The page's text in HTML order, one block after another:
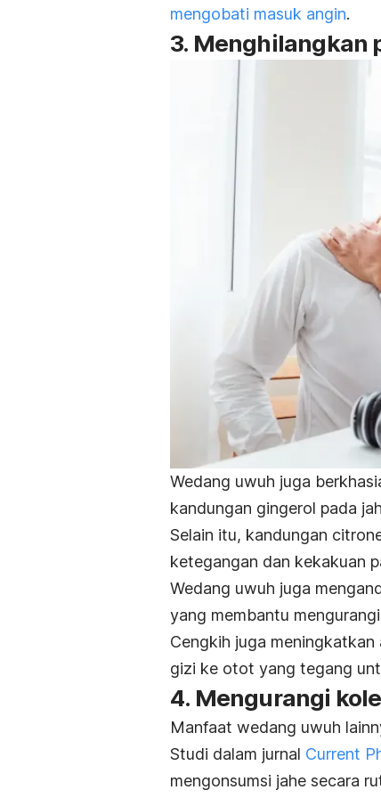
mengobati masuk angin.
3. Menghilangkan
Wedang uwuh juga
kandungan gingerol pada
Selain itu, kandungan
ketegangan dan kekakuan
Wedang uwuh juga
yang membantu
Cengkih juga
gizi ke otot yang tegang
4. Mengurangi
Manfaat wedang uwuh
Studi dalam jurnal Current
mengonsumsi jahe secara